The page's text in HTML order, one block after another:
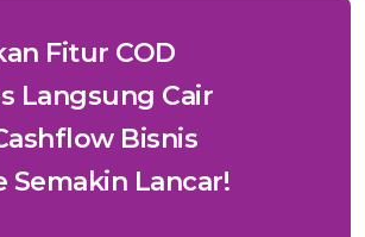
Fitur COD
Langsung Cair
Bisnis
Semakin Lancar!